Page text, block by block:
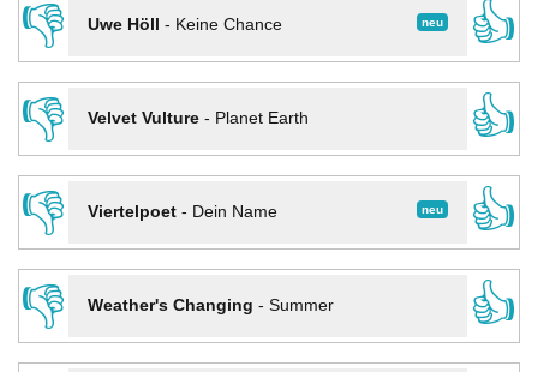
👎
neu
Uwe Höll - Keine Chance
👍
👎
Velvet Vulture- Planet Earth
👍
👎
neu
Viertelpoet- Dein Name
👍
👎
Weather's Changing - Summer
👍